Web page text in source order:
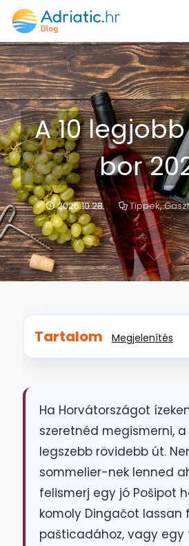
A 10
bor
2025.10.28. Tippek,
Tartalom Megjelenítés
Ha Horvátországot
szeretnéd megismerni,
legszebb rövidebb út.
sommelier-nek lenned
felismerj egy jó Pošipot
komoly Dingačot lassan
pašticadához, vagy egy